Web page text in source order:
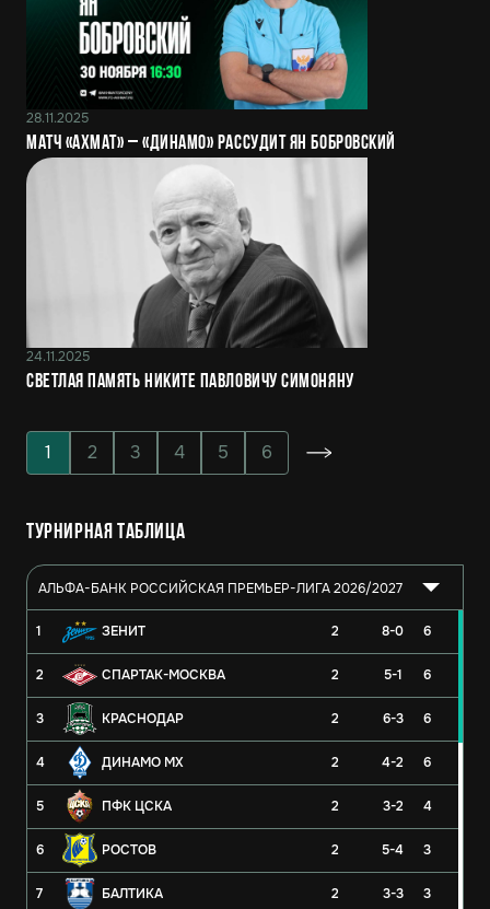
28.11.2025
Матч «Ахмат» – «Динамо» рассудит Ян Бобровский
24.11.2025
Светлая память Никите Павловичу Симоняну
1 2 3 4 5 6
Турнирная таблица
АЛЬФА-БАНК РОССИЙСКАЯ ПРЕМЬЕР-ЛИГА 2026/2027
1 ЗЕНИТ 2 8-0 6
2 СПАРТАК-МОСКВА 2 5-1 6
3 КРАСНОДАР 2 6-3 6
4 ДИНАМО МХ 2 4-2 6
5 ПФК ЦСКА 2 3-2 4
6 РОСТОВ 2 5-4 3
7 БАЛТИКА 2 3-3 3